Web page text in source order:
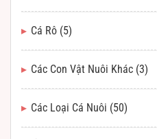
Cá Rô (5)
Các Con Vật Nuôi Khác (3)
Các Loại Cá Nuôi (50)